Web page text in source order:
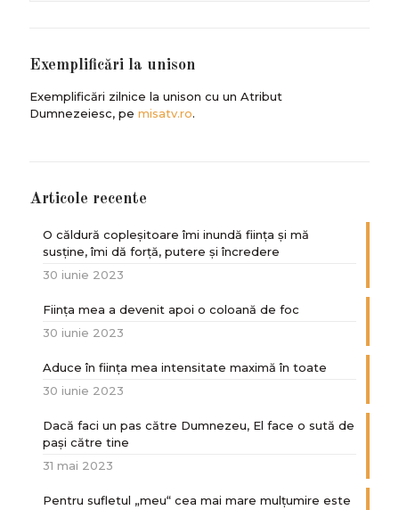
Exemplificări la unison
Exemplificări zilnice la unison cu un Atribut
Dumnezeiesc, pe misatv.ro.
Articole recente
O căldură copleșitoare îmi inundă ființa și mă
susține, îmi dă forță, putere și încredere
30 iunie 2023
Ființa mea a devenit apoi o coloană de foc
30 iunie 2023
Aduce în ființa mea intensitate maximă în toate
30 iunie 2023
Dacă faci un pas către Dumnezeu, El face o sută de
paşi către tine
31 mai 2023
Pentru sufletul „meu“ cea mai mare mulțumire este